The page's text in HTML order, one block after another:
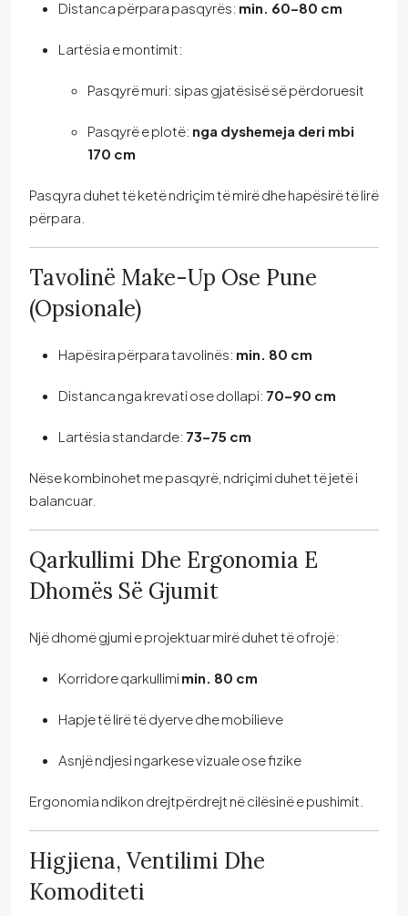
Distanca përpara pasqyrës: min. 60–80 cm
Lartësia e montimit:
Pasqyrë muri: sipas gjatësisë së përdoruesit
Pasqyrë e plotë: nga dyshemeja deri mbi
170 cm
Pasqyra duhet të ketë ndriçim të mirë dhe hapësirë të lirë
përpara.
Tavolinë Make-Up Ose Pune
(opsionale)
Hapësira përpara tavolinës: min. 80 cm
Distanca nga krevati ose dollapi: 70–90 cm
Lartësia standarde: 73–75 cm
Nëse kombinohet me pasqyrë, ndriçimi duhet të jetë i
balancuar.
Qarkullimi Dhe Ergonomia E
Dhomës Së Gjumit
Një dhomë gjumi e projektuar mirë duhet të ofrojë:
Korridore qarkullimi min. 80 cm
Hapje të lirë të dyerve dhe mobilieve
Asnjë ndjesi ngarkese vizuale ose fizike
Ergonomia ndikon drejtpërdrejt në cilësinë e pushimit.
Higjiena, Ventilimi Dhe
Komoditeti